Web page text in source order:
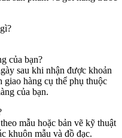
của bạn?
sau khi nhận được khoản
giao hàng cụ thể phụ thuộc
của bạn.
mẫu hoặc bản vẽ kỹ thuật
khuôn mẫu và đồ đạc.